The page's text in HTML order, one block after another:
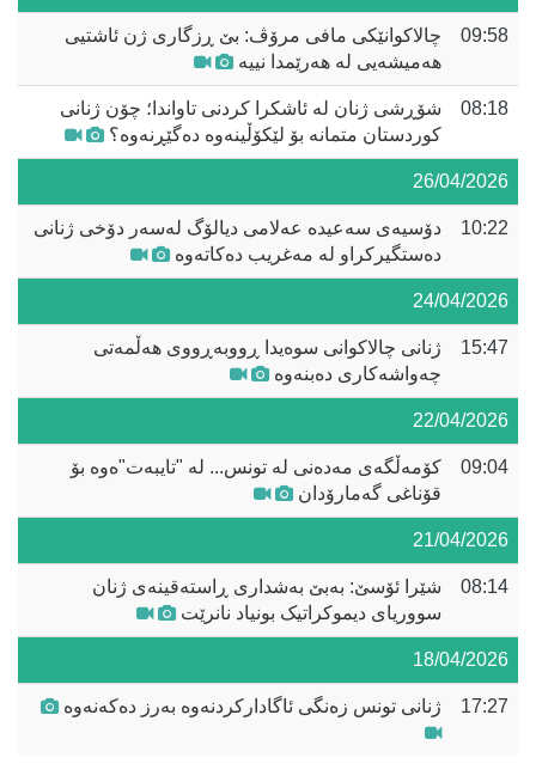
09:58
چالاکوانێکی مافی مرۆڤ: بێ ڕزگاری ژن ئاشتیی
هەمیشەیی لە هەرێمدا نییە
08:18
شۆڕشی ژنان لە ئاشکرا کردنی تاواندا؛ چۆن ژنانی
کوردستان متمانە بۆ لێکۆڵینەوە دەگێڕنەوە؟
26/04/2026
10:22
دۆسیەی سەعیدە عەلامی دیالۆگ لەسەر دۆخی ژنانی
دەستگیرکراو لە مەغریب دەکاتەوە
24/04/2026
15:47
ژنانی چالاکوانی سوەیدا ڕووبەڕووی هەڵمەتی
چەواشەکاری دەبنەوە
22/04/2026
09:04
کۆمەڵگەی مەدەنی لە تونس... لە "تایبەت"ەوە بۆ
قۆناغی گەمارۆدان
21/04/2026
08:14
شێرا ئۆسێ: بەبێ بەشداری ڕاستەقینەی ژنان
سووریای دیموکراتیک بونیاد نانرێت
18/04/2026
17:27 ژنانی تونس زەنگی ئاگادارکردنەوە بەرز دەکەنەوە